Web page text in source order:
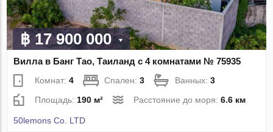
฿ 17 900 000
Вилла в Банг Тао, Таиланд с 4 комнатами № 75935
Комнат:4 Спален:3 Ванных:3
Площадь: 190 м² Расстояние до моря:6.6 км
50lemons Co. LTD